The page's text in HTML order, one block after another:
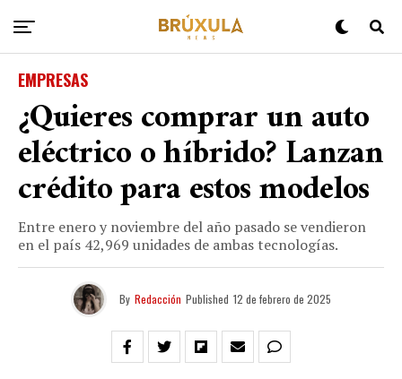
EMPRESAS
¿Quieres comprar un auto
eléctrico o híbrido? Lanzan
crédito para estos modelos
Entre enero y noviembre del año pasado se vendieron
en el país 42,969 unidades de ambas tecnologías.
By Redacción Published 12 de febrero de 2025